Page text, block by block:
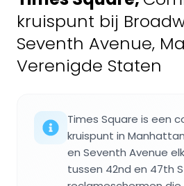
kruispunt bij
Seventh Avenue,
Verenigde Staten
Times Square is een
kruispunt in
en Seventh Avenue
tussen 42nd en 47th